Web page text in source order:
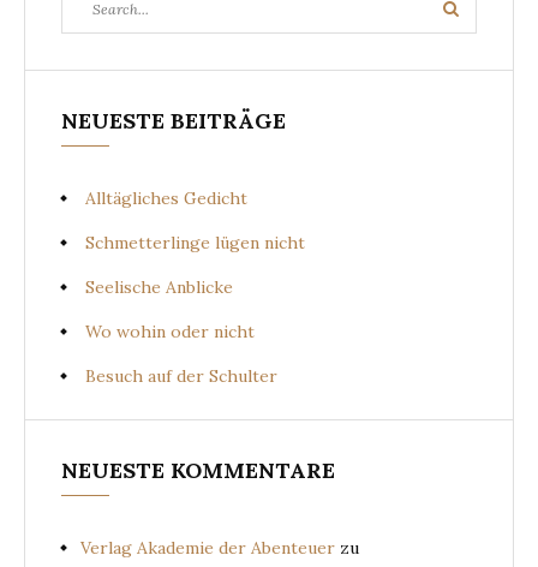
for:
Search
NEUESTE BEITRÄGE
Alltägliches Gedicht
Schmetterlinge lügen nicht
Seelische Anblicke
Wo wohin oder nicht
Besuch auf der Schulter
NEUESTE KOMMENTARE
Verlag Akademie der Abenteuer zu